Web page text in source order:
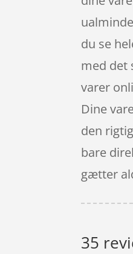
du se
med det
varer
Dine
den
bare
gætter
35